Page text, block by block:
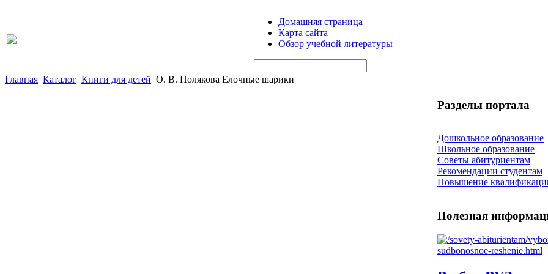
Домашняя страница
Карта сайта
Обзор учебной литературы
Главная Каталог Книги для детей О. В. Полякова Елочные шарики
Разделы портала
Дошкольное образование
Школьное образование
Советы абитуриентам
Рекомендации студентам
Повышение
Полезная